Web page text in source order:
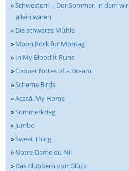
»Schwestern – Der Sommer, in dem wir
allein waren
» Die schwarze Mühle
» Moon Rock für Montag
» In My Blood It Runs
»Copper Notes of a Dream
»Scheme Birds
»Acasă, My Home
»Sommerkrieg
» Jumbo
»Sweet Thing
» Notre-Dame du Nil
» Das Blubbern von Glück